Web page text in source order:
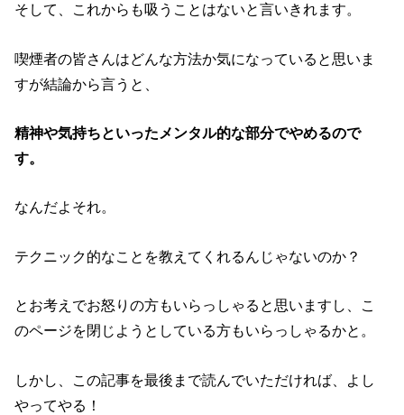
そして、これからも吸うことはないと言いきれます。
喫煙者の皆さんはどんな方法か気になっていると思いま
すが結論から言うと、
精神や気持ちといったメンタル的な部分でやめるので
す。
なんだよそれ。
テクニック的なことを教えてくれるんじゃないのか？
とお考えでお怒りの方もいらっしゃると思いますし、こ
のページを閉じようとしている方もいらっしゃるかと。
しかし、この記事を最後まで読んでいただければ、よし
やってやる！